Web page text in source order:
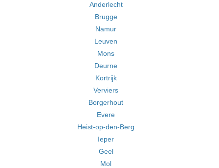
Anderlecht
Brugge
Namur
Leuven
Mons
Deurne
Kortrijk
Verviers
Borgerhout
Evere
Heist-op-den-Berg
Ieper
Geel
Mol